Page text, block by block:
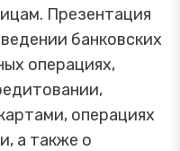
Презентация
банковских
операциях,
операциях
а также о